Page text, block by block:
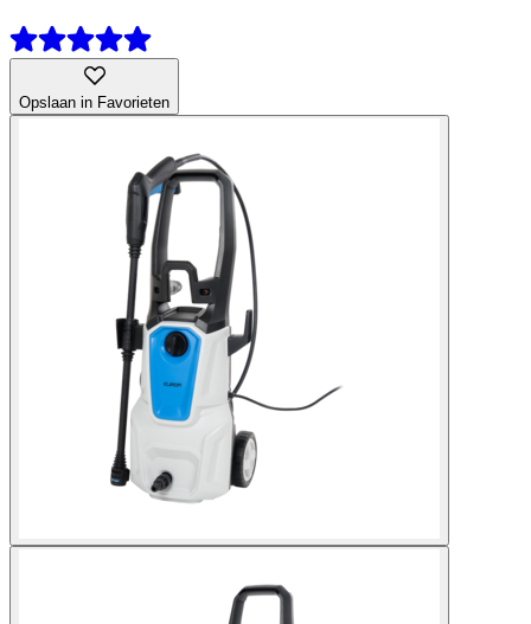
Opslaan in Favorieten